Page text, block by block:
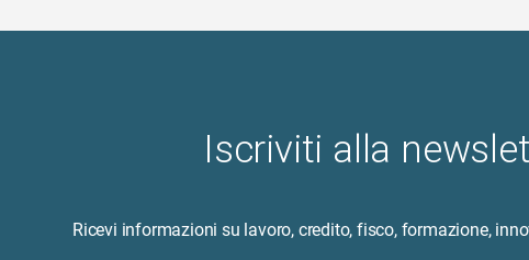
Iscriviti alla
Ricevi informazioni su lavoro, credito, fisco, formazione,